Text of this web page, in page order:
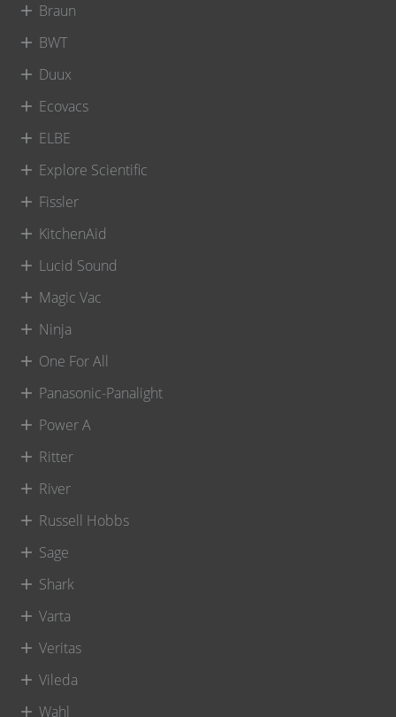
Braun
BWT
Duux
Ecovacs
ELBE
Explore Scientific
Fissler
KitchenAid
Lucid Sound
Magic Vac
Ninja
One For All
Panasonic-Panalight
Power A
Ritter
River
Russell Hobbs
Sage
Shark
Varta
Veritas
Vileda
Wahl